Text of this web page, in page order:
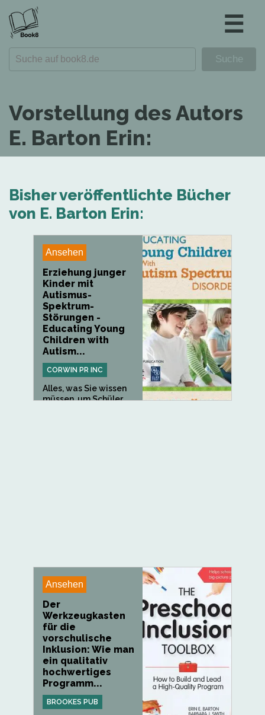
☰
Vorstellung des Autors
E. Barton Erin:
Bisher veröffentlichte Bücher
von E. Barton Erin:
Ansehen
Erziehung junger
Kinder mit
Autismus-
Spektrum-
Störungen -
Educating Young
Children with
Autism...
CORWIN PR INC
Alles, was Sie wissen
müssen, um Schüler
Ansehen
Der
Werkzeugkasten
für die
vorschulische
Inklusion: Wie man
ein qualitativ
hochwertiges
Programm...
BROOKES PUB